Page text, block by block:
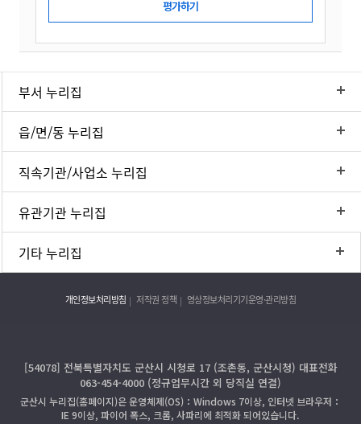
부서 누리집
읍/면/동 누리집
직속기관/사업소 누리집
유관기관 누리집
기타 누리집
개인정보처리방침 저작권 정책 영상정보처리기기운영·관리방침
[54078] 전북특별자치도 군산시 시청로 17 (조촌동, 군산시청) 대표전화
063-454-4000 (정규업무시간 외 당직실 연결)
군산시 누리집(홈페이지)은 운영체제(OS)：Windows 7이상, 인터넷 브라우저：
IE 9이상, 파이어 폭스, 크롬, 사파리에 최적화 되어있습니다.